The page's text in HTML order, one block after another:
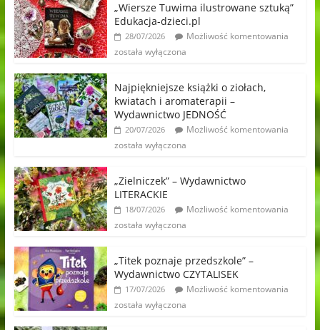
„Wiersze Tuwima ilustrowane sztuką”
Edukacja-dzieci.pl
28/07/2026
Możliwość komentowania
została wyłączona
Najpiękniejsze książki o ziołach,
kwiatach i aromaterapii –
Wydawnictwo JEDNOŚĆ
20/07/2026
Możliwość komentowania
została wyłączona
„Zielniczek” – Wydawnictwo
LITERACKIE
18/07/2026
Możliwość komentowania
została wyłączona
„Titek poznaje przedszkole” –
Wydawnictwo CZYTALISEK
17/07/2026
Możliwość komentowania
została wyłączona